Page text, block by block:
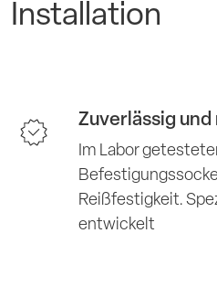
Installation
Zuverlässig
Im Labor
Reißfestigkeit.
entwickelt